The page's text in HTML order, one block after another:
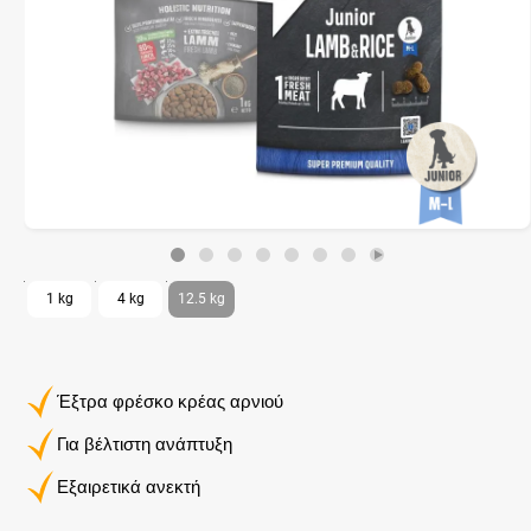
Έξτρα φρέσκο ​​κρέας αρνιού
Για βέλτιστη ανάπτυξη
Εξαιρετικά ανεκτή
1 kg 4 kg 12.5 kg